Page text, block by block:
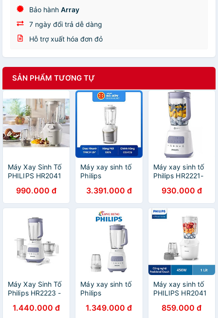
Bảo hành Array
7 ngày đổi trả dễ dàng
Hỗ trợ xuất hóa đơn đỏ
SẢN PHẨM TƯƠNG TỰ
Máy Xay Sinh Tố
PHILIPS HR2041
Hàng Chính Hãng
990.000 đ
Máy xay sinh tố
Philips
Hàng chính hãng
3.391.000 đ
Máy xay sinh tố
Philips HR2221-
HÃNG
930.000 đ
Máy Xay Sinh Tố
Philips HR2223 -
Công Suất 700W
1.440.000 đ
Máy xay sinh tố
Philips
Hàng chính hãng
1.349.000 đ
Máy xay sinh tố
PHILIPS HR2041
nhuyễn trong
859.000 đ